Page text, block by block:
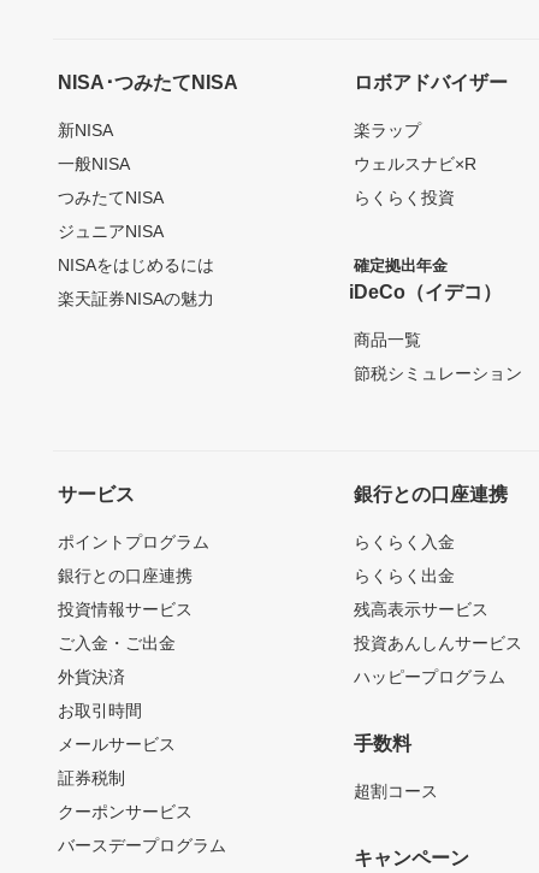
NISA･つみたてNISA
新NISA
一般NISA
つみたてNISA
ジュニアNISA
NISAをはじめるには
楽天証券NISAの魅力
ロボアドバイザー
楽ラップ
ウェルスナビ×R
らくらく投資
確定拠出年金
iDeCo（イデコ）
商品一覧
節税シミュレーション
サービス
ポイントプログラム
銀行との口座連携
投資情報サービス
ご入金・ご出金
外貨決済
お取引時間
メールサービス
証券税制
クーポンサービス
バースデープログラム
銀行との口座連携
らくらく入金
らくらく出金
残高表示サービス
投資あんしんサービス
ハッピープログラム
手数料
超割コース
キャンペーン